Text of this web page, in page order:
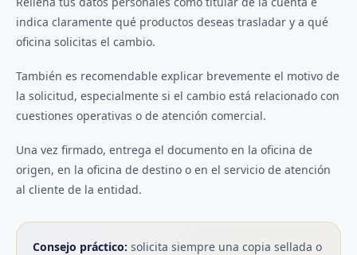
indica claramente qué productos deseas trasladar y a qué
oficina solicitas el cambio.
También es recomendable explicar brevemente el motivo de
la solicitud, especialmente si el cambio está relacionado con
cuestiones operativas o de atención comercial.
Una vez firmado, entrega el documento en la oficina de
origen, en la oficina de destino o en el servicio de atención
al cliente de la entidad.
Consejo práctico: solicita siempre una copia sellada o